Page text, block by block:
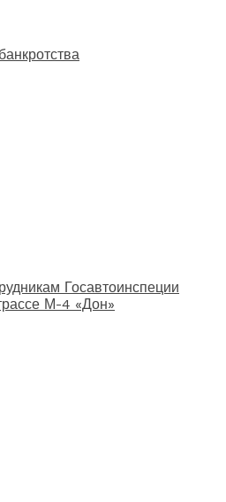
Госавтоинспеции
М-4 «Дон»